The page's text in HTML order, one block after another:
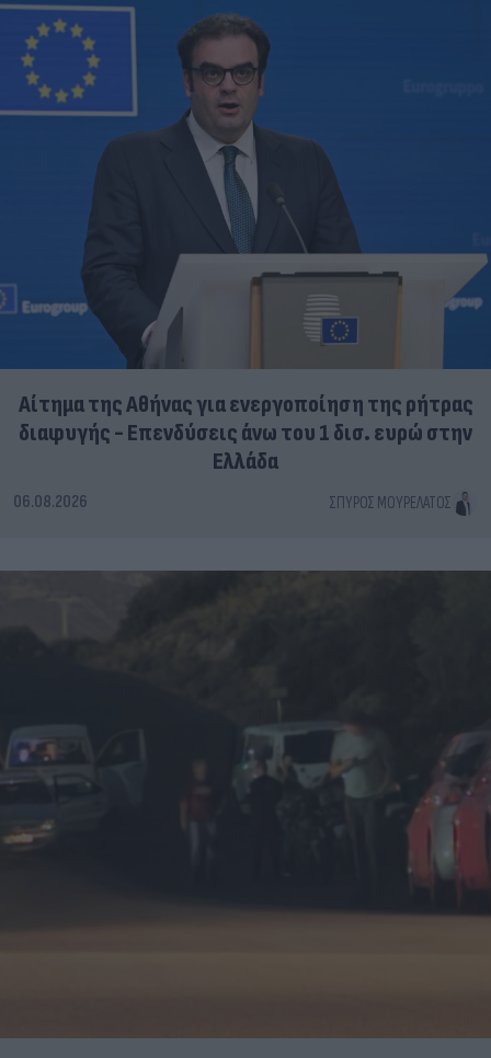
Αίτημα της Αθήνας για ενεργοποίηση της ρήτρας
διαφυγής - Επενδύσεις άνω του 1 δισ. ευρώ στην
Ελλάδα
06.08.2026 ΣΠΎΡΟΣ ΜΟΥΡΕΛΆΤΟΣ